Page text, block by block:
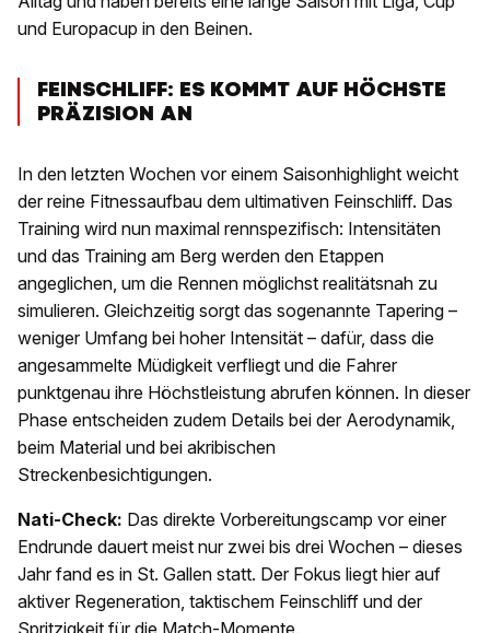
und Europacup in den Beinen.
FEINSCHLIFF: ES KOMMT AUF HÖCHSTE
PRÄZISION AN
In den letzten Wochen vor einem Saisonhighlight weicht
der reine Fitnessaufbau dem ultimativen Feinschliff. Das
Training wird nun maximal rennspezifisch: Intensitäten
und das Training am Berg werden den Etappen
angeglichen, um die Rennen möglichst realitätsnah zu
simulieren. Gleichzeitig sorgt das sogenannte Tapering –
weniger Umfang bei hoher Intensität – dafür, dass die
angesammelte Müdigkeit verfliegt und die Fahrer
punktgenau ihre Höchstleistung abrufen können. In dieser
Phase entscheiden zudem Details bei der Aerodynamik,
beim Material und bei akribischen
Streckenbesichtigungen.
Nati-Check: Das direkte Vorbereitungscamp vor einer
Endrunde dauert meist nur zwei bis drei Wochen – dieses
Jahr fand es in St. Gallen statt. Der Fokus liegt hier auf
aktiver Regeneration, taktischem Feinschliff und der